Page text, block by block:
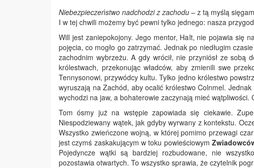
Niebezpieczeństwo nadchodzi z zachodu – z tą myślą
I w tej chwili możemy być pewni tylko jednego: nasza
Will jest zaniepokojony. Jego mentor, Halt, nie pojawia się
pojęcia, co mogło go zatrzymać. Jednak po niedługim
zachodnim wybrzeżu. A gdy wrócił, nie przyniósł ze sobą
królestwach, przekonując władców, aby zmienili swe
Tennysonowi, przywódcy kultu. Tylko jedno królestwo
wyruszają na Zachód, aby ocalić królestwo Colnmel.
wychodzi na jaw, a bohaterowie zaczynają mieć wątpliwości.
Tom ósmy już na wstępie zapowiada się ciekawie.
Niespodziewany wątek, jak gdyby wyrwany z kontekstu.
Wszystko zwieńczone wojną, w której pomimo przewagi
jest czymś zaskakującym w toku powieściowym
Pojedyncze wątki są bardziej rozbudowane, nie
pozostawia otwartych. To wszystko sprawia, że czytelnik